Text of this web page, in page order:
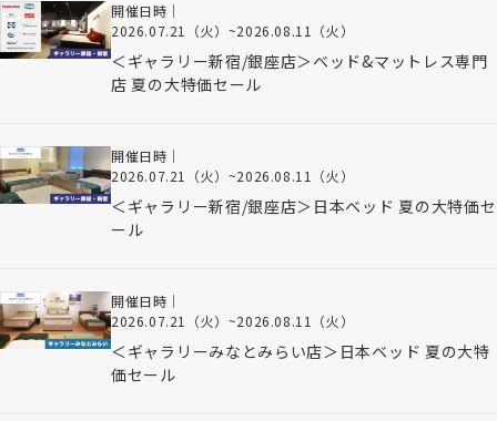
開催日時｜
2026.07.21（火） ~2026.08.11（火）
＜ギャラリー新宿/銀座店＞ベッド&マットレス専門
店 夏の大特価セール
開催日時｜
2026.07.21（火） ~2026.08.11（火）
＜ギャラリー新宿/銀座店＞日本ベッド 夏の大特価セ
ール
開催日時｜
2026.07.21（火） ~2026.08.11（火）
＜ギャラリーみなとみらい店＞日本ベッド 夏の大特
価セール